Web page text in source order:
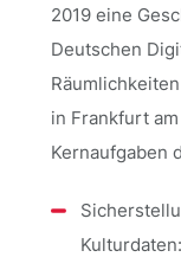
2019 eine
Deutschen
in Frankfurt
Kernaufgaben